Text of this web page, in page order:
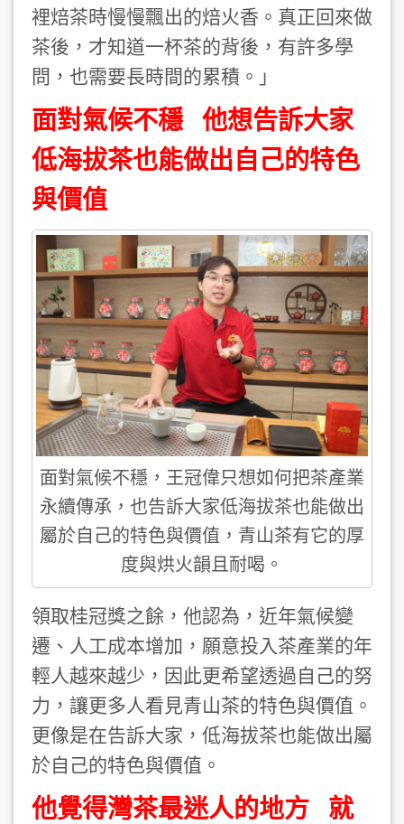
裡焙茶時慢慢飄出的焙火香。真正回來做
茶後，才知道一杯茶的背後，有許多學
問，也需要長時間的累積。」
面對氣候不穩 他想告訴大家
低海拔茶也能做出自己的特色
與價值
面對氣候不穩，王冠偉只想如何把茶產業
永續傳承，也告訴大家低海拔茶也能做出
屬於自己的特色與價值，青山茶有它的厚
度與烘火韻且耐喝。
領取桂冠獎之餘，他認為，近年氣候變
遷、人工成本增加，願意投入茶產業的年
輕人越來越少，因此更希望透過自己的努
力，讓更多人看見青山茶的特色與價值。
更像是在告訴大家，低海拔茶也能做出屬
於自己的特色與價值。
他覺得灣茶最迷人的地方 就